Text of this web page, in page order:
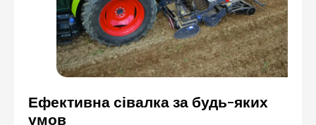
Ефективна сівалка за будь-яких
умов